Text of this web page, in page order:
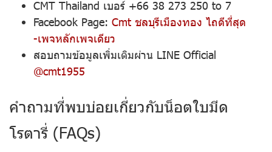
CMT Thailand เบอร์ +66 38 273 250 to 7
Facebook Page: Cmt ชลบุรีเมืองทอง ไถดีที่สุด
-เพจหลักเพจเดียว
สอบถามข้อมูลเพิ่มเติมผ่าน LINE Official
@cmt1955
คำถามที่พบบ่อยเกี่ยวกับน็อตใบมีด
โรตารี่ (FAQs)